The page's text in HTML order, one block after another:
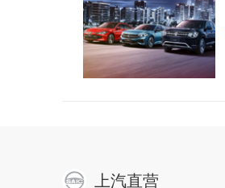
气缸数(个)： 4
燃油标号： 95号
上汽直营